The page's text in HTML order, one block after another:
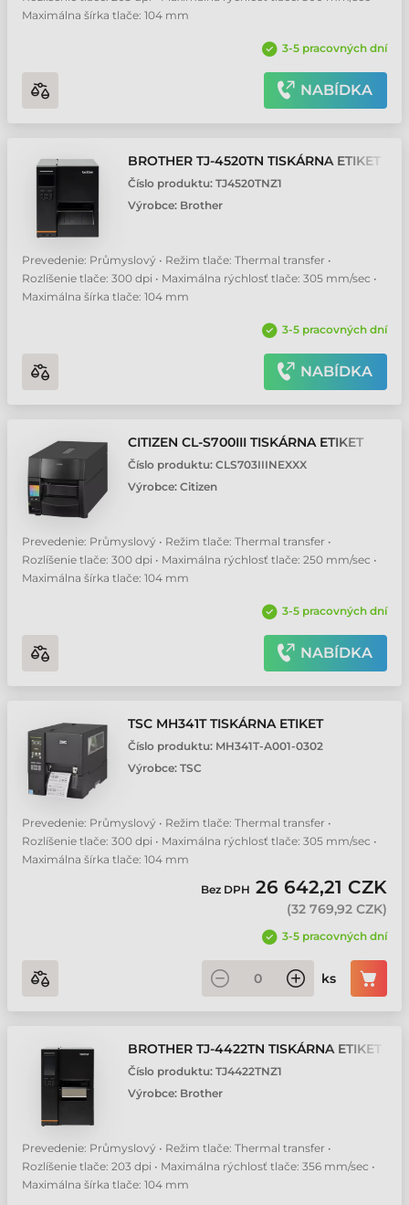
Maximálna šírka tlače: 104 mm
3-5 pracovných dní
NABÍDKA
BROTHER TJ-4520TN TISKÁRNA ETIKET
Číslo produktu: TJ4520TNZ1
Výrobce: Brother
Prevedenie: Průmyslový • Režim tlače: Thermal transfer •
Rozlíšenie tlače: 300 dpi • Maximálna rýchlosť tlače: 305 mm/sec •
Maximálna šírka tlače: 104 mm
3-5 pracovných dní
NABÍDKA
CITIZEN CL-S700III TISKÁRNA ETIKET
Číslo produktu: CLS703IIINEXXX
Výrobce: Citizen
Prevedenie: Průmyslový • Režim tlače: Thermal transfer •
Rozlíšenie tlače: 300 dpi • Maximálna rýchlosť tlače: 250 mm/sec •
Maximálna šírka tlače: 104 mm
3-5 pracovných dní
NABÍDKA
TSC MH341T TISKÁRNA ETIKET
Číslo produktu: MH341T-A001-0302
Výrobce: TSC
Prevedenie: Průmyslový • Režim tlače: Thermal transfer •
Rozlíšenie tlače: 300 dpi • Maximálna rýchlosť tlače: 305 mm/sec •
Maximálna šírka tlače: 104 mm
Bez DPH 26 642,21 CZK
(32 769,92 CZK)
3-5 pracovných dní
ks
BROTHER TJ-4422TN TISKÁRNA ETIKET
Číslo produktu: TJ4422TNZ1
Výrobce: Brother
Prevedenie: Průmyslový • Režim tlače: Thermal transfer •
Rozlíšenie tlače: 203 dpi • Maximálna rýchlosť tlače: 356 mm/sec •
Maximálna šírka tlače: 104 mm